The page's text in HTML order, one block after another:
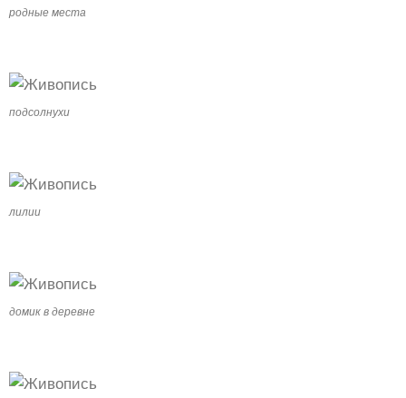
родные места
подсолнухи
лилии
домик в деревне